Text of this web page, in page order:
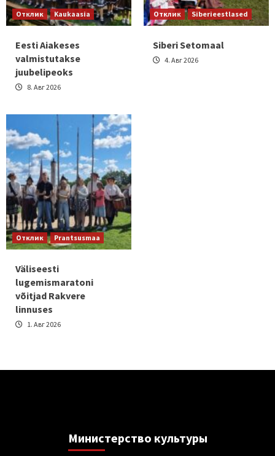
Отклик Kaukaasia
Eesti Aiakeses
valmistutakse
juubelipeoks
8. Авг 2026
Отклик Siberieestlased
Siberi Setomaal
4. Авг 2026
Отклик Prantsusmaa
Väliseesti
lugemismaratoni
võitjad Rakvere
linnuses
1. Авг 2026
Министерствo культуры